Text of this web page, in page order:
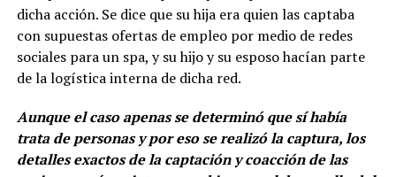
dicha acción. Se dice que su hija era quien las captaba
con supuestas ofertas de empleo por medio de redes
sociales para un spa, y su hijo y su esposo hacían parte
de la logística interna de dicha red.
Aunque el caso apenas se determinó que sí había
trata de personas y por eso se realizó la captura, los
detalles exactos de la captación y coacción de las